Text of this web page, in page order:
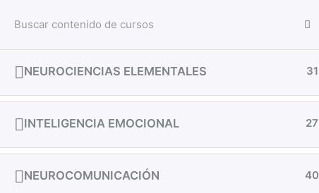
Inicio Todos los cursos Desarrollo Profesional
NEUROCIENCIAS ELEMENTALES 31
INTELIGENCIA EMOCIONAL 27
NEUROCOMUNICACIÓN 40